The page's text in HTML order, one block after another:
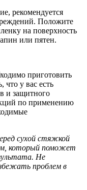
рекомендуется
Положите
на поверхность
или пятен.
приготовить
что у вас есть
и защитного
по применению
сухой стяжкой
который поможет
Не
проблем в